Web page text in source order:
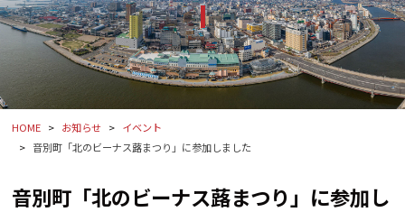
HOME お知らせ
イベント
音別町「北のビーナス蕗まつり」に参加しました
音別町「北のビーナス蕗まつり」に参加し